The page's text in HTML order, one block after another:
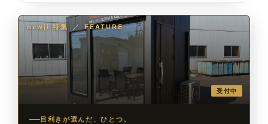
newji 特集 ／ FEATURE
受付中
目利きが選んだ、ひとつ。